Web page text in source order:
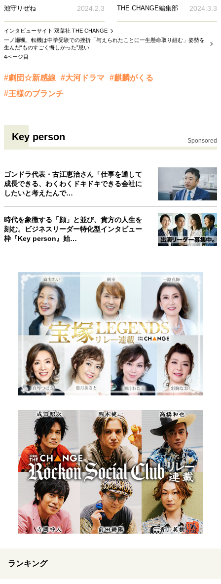
池守りぜね 2024.2.3 THE CHANGE編集部 2024.3.3
インタビューサイト 双葉社 THE CHANGE
一ノ瀬颯、転機は中学受験での挫折「与えられたことに一生懸命取り組む」姿勢を
生んだ“ものすごく悔しかった”思い
4ページ目
#劇団☆新感線 #大河ドラマ
#麒麟がくる
#王様のブランチ
Key person Sponsored
ゴンドラ代表・古江恵治さん「仕事を通して
成長できる、わくわくドキドキできる会社に
したいと考えたんで…
時代を象徴する「顔」と並び、貴方の人生を
刻む。ビジネスリーダー特化型インタビュー
枠『Key person』始…
ランキング